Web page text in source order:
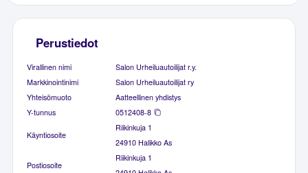
Perustiedot
Virallinen nimi
Salon Urheiluautoilijat r.y.
Markkinointinimi
Salon Urheiluautoilijat ry
Yhteisömuoto
Aatteellinen yhdistys
Y-tunnus
0512408-8
Käyntiosoite
Riikinkuja 1
24910 Halikko As
Postiosoite
Riikinkuja 1